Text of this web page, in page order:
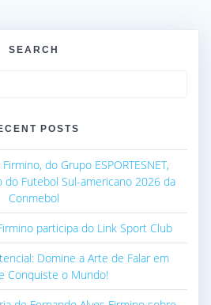
SEARCH
POSTS
do Grupo ESPORTESNET,
do Futebol Sul-americano 2026 da
Conmebol
participa do Link Sport Club
Domine a Arte de Falar em
Conquiste o Mundo!